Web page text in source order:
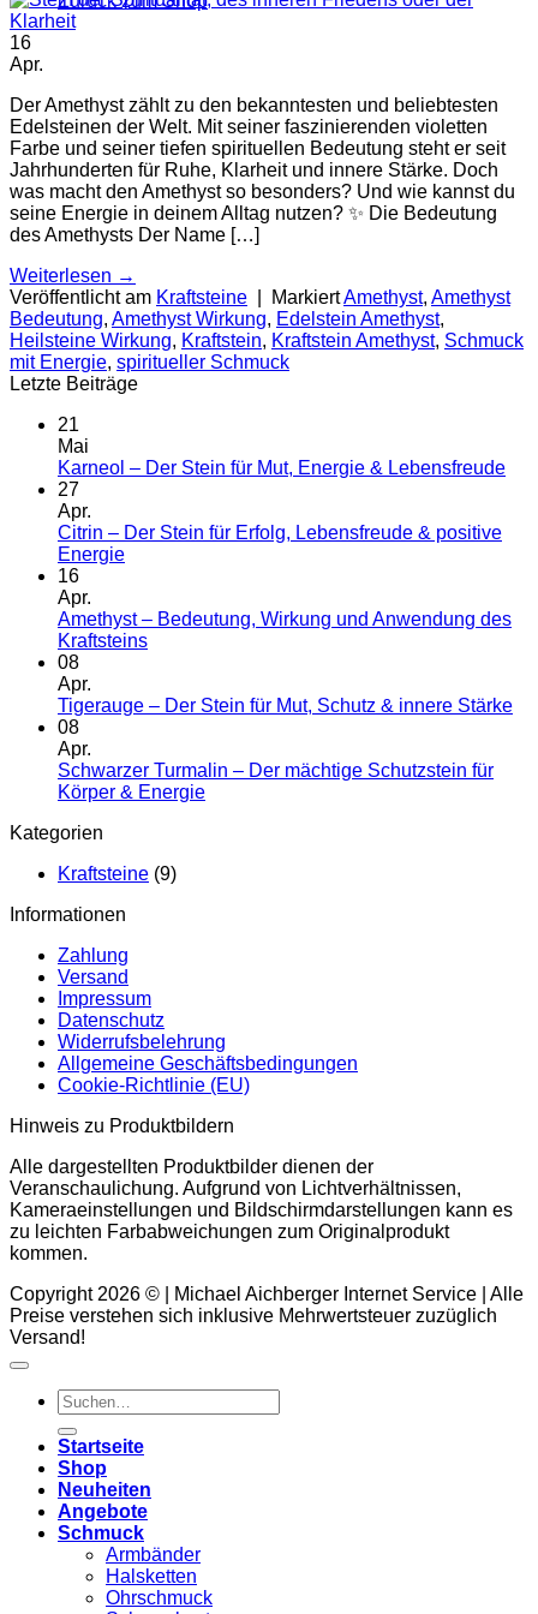
16
Apr.
Der Amethyst zählt zu den bekanntesten und beliebtesten
Edelsteinen der Welt. Mit seiner faszinierenden violetten
Farbe und seiner tiefen spirituellen Bedeutung steht er seit
Jahrhunderten für Ruhe, Klarheit und innere Stärke. Doch
was macht den Amethyst so besonders? Und wie kannst du
seine Energie in deinem Alltag nutzen? ✨ Die Bedeutung
des Amethysts Der Name […]
Weiterlesen →
Veröffentlicht am Kraftsteine MarkiertAmethyst, Amethyst
Bedeutung, Amethyst Wirkung, Edelstein Amethyst,
Heilsteine Wirkung, Kraftstein, Kraftstein Amethyst, Schmuck
mit Energie, spiritueller Schmuck
Letzte Beiträge
21
Mai
Karneol – Der Stein für Mut, Energie & Lebensfreude
für
27
Apr.
Citrin – Der Stein für Erfolg, Lebensfreude & positive
EnergieKeine
Citrin
–
für
&
positive
16
Apr.
Amethyst – Bedeutung, Wirkung und Anwendung des
KraftsteinsKeine
Amethyst
Wirkung
und
08
Apr.
Tigerauge – Der Stein für Mut, Schutz & innere Stärke
08
Apr.
Schwarzer Turmalin – Der mächtige Schutzstein für
Körper & EnergieKeine
Energie
Kategorien
Kraftsteine (9)
Informationen
Zahlung
Versand
Impressum
Datenschutz
Widerrufsbelehrung
Allgemeine Geschäftsbedingungen
Cookie-Richtlinie (EU)
Hinweis zu Produktbildern
Alle dargestellten Produktbilder dienen der
Veranschaulichung. Aufgrund von Lichtverhältnissen,
Kameraeinstellungen und Bildschirmdarstellungen kann es
zu leichten Farbabweichungen zum Originalprodukt
kommen.
Copyright 2026 © | Michael Aichberger Internet Service | Alle
Preise verstehen sich inklusive Mehrwertsteuer zuzüglich
Versand!
Suchen
nach:
Startseite
Shop
Neuheiten
Angebote
Schmuck
Armbänder
Halsketten
Ohrschmuck